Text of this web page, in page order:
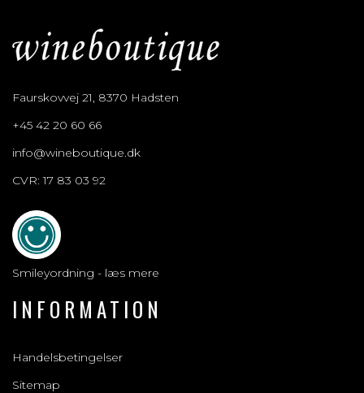
Faurskovvej 21, 8370 Hadsten
+45 42 20 60 66
info@wineboutique.dk
CVR: 17 83 03 92
Smileyordning - læs mere
INFORMATION
Handelsbetingelser
Sitemap